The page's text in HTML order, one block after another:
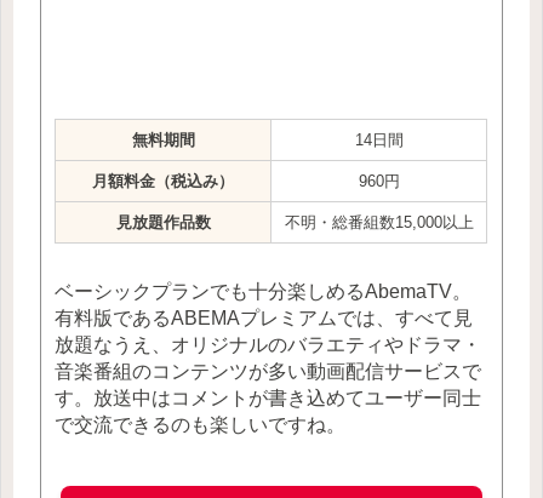
無料期間 14日間
月額料金（税込み） 960円
見放題作品数 不明・総番組数15,000以上
ベーシックプランでも十分楽しめるAbemaTV。
有料版であるABEMAプレミアムでは、すべて見
放題なうえ、オリジナルのバラエティやドラマ・
音楽番組のコンテンツが多い動画配信サービスで
す。放送中はコメントが書き込めてユーザー同士
で交流できるのも楽しいですね。